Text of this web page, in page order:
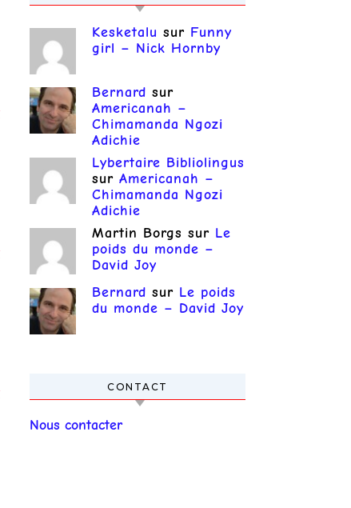
Kesketalu sur Funny
girl – Nick Hornby
Bernard sur
Americanah –
Chimamanda Ngozi
Adichie
Lybertaire Bibliolingus
sur Americanah –
Chimamanda Ngozi
Adichie
Martin Borgs sur Le
poids du monde –
David Joy
Bernard sur Le poids
du monde – David Joy
CONTACT
Nous contacter